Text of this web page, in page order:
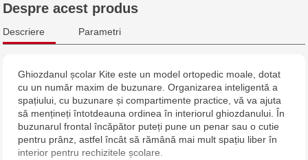
Crafti Botanica - bd. Dacia, 49/14
Crafti Ciocana - str. Alecu Russo, 61/6
Crafti Riscani - bd. Moscova, 2
Crafti Bălți - str. Alexandru Cel Bun, 5
Despre acest produs
Descriere Parametri
Ghiozdanul școlar Kite este un model ortopedic moale, dotat
cu un număr maxim de buzunare. Organizarea inteligentă a
spațiului, cu buzunare și compartimente practice, vă va ajuta
să mențineți întotdeauna ordinea în interiorul ghiozdanului. În
buzunarul frontal încăpător puteți pune un penar sau o cutie
pentru prânz, astfel încât să rămână mai mult spațiu liber în
interior pentru rechizitele școlare.